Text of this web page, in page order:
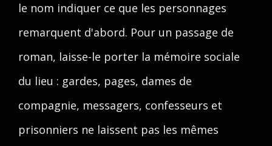
le nom indiquer ce que les personnages
remarquent d'abord. Pour un passage de
roman, laisse-le porter la mémoire sociale
du lieu : gardes, pages, dames de
compagnie, messagers, confesseurs et
prisonniers ne laissent pas les mêmes